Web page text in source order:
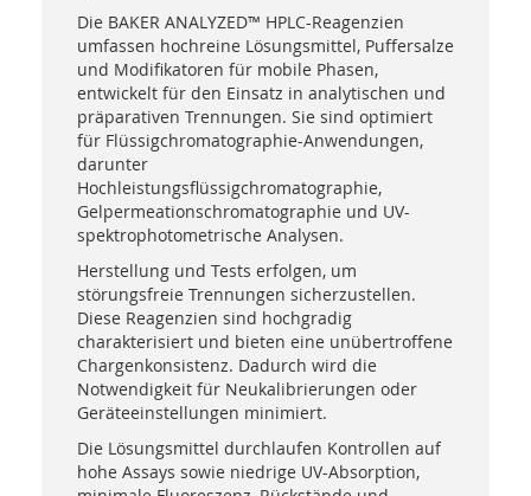
Die BAKER ANALYZED™ HPLC-Reagenzien
umfassen hochreine Lösungsmittel, Puffersalze
und Modifikatoren für mobile Phasen,
entwickelt für den Einsatz in analytischen und
präparativen Trennungen. Sie sind optimiert
für Flüssigchromatographie-Anwendungen,
darunter
Hochleistungsflüssigchromatographie,
Gelpermeationschromatographie und UV-
spektrophotometrische Analysen.
Herstellung und Tests erfolgen, um
störungsfreie Trennungen sicherzustellen.
Diese Reagenzien sind hochgradig
charakterisiert und bieten eine unübertroffene
Chargenkonsistenz. Dadurch wird die
Notwendigkeit für Neukalibrierungen oder
Geräteeinstellungen minimiert.
Die Lösungsmittel durchlaufen Kontrollen auf
hohe Assays sowie niedrige UV-Absorption,